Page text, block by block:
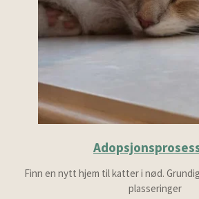
Finn en nytt hjem til katter i nød.
plasseringer